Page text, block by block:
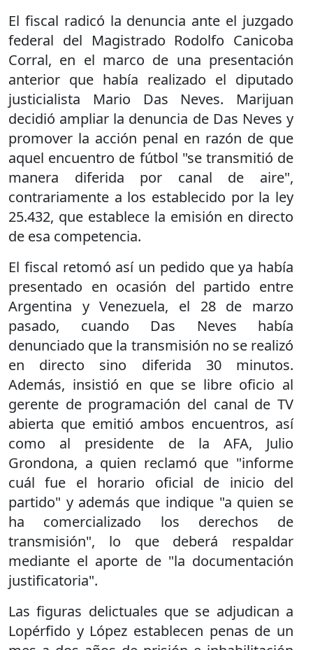
El fiscal radicó la denuncia ante el juzgado
federal del Magistrado Rodolfo Canicoba
Corral, en el marco de una presentación
anterior que había realizado el diputado
justicialista Mario Das Neves. Marijuan
decidió ampliar la denuncia de Das Neves y
promover la acción penal en razón de que
aquel encuentro de fútbol "se transmitió de
manera diferida por canal de aire",
contrariamente a los establecido por la ley
25.432, que establece la emisión en directo
de esa competencia.
El fiscal retomó así un pedido que ya había
presentado en ocasión del partido entre
Argentina y Venezuela, el 28 de marzo
pasado, cuando Das Neves había
denunciado que la transmisión no se realizó
en directo sino diferida 30 minutos.
Además, insistió en que se libre oficio al
gerente de programación del canal de TV
abierta que emitió ambos encuentros, así
como al presidente de la AFA, Julio
Grondona, a quien reclamó que "informe
cuál fue el horario oficial de inicio del
partido" y además que indique "a quien se
ha comercializado los derechos de
transmisión", lo que deberá respaldar
mediante el aporte de "la documentación
justificatoria".
Las figuras delictuales que se adjudican a
Lopérfido y López establecen penas de un